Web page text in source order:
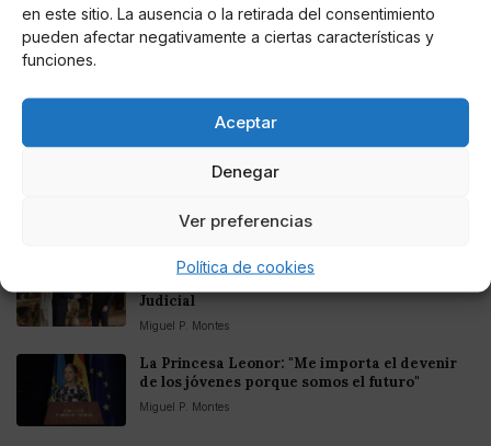
en este sitio. La ausencia o la retirada del consentimiento
pueden afectar negativamente a ciertas características y
funciones.
Aceptar
Denegar
Ver preferencias
Política de cookies
Entretenimiento
Te puede interesar
El Gobierno rechaza la mediación de Felipe VI
Judicial
Miguel P. Montes
La Princesa Leonor: "Me importa el devenir
de los jóvenes porque somos el futuro"
Miguel P. Montes